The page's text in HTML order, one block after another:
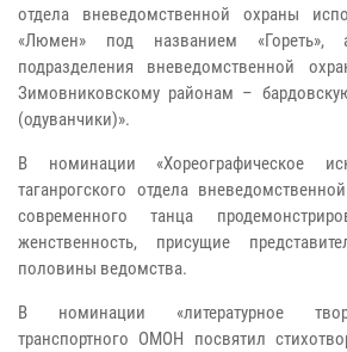
отдела вневедомственной охраны
«Люмен» под названием
подразделения вневедомственной
Зимовниковскому районам –
(одуванчики)».
В номинации «Хореографическое
таганрогского отдела
современного танца
женственность, присущие
половины ведомства.
В номинации «литературное
транспортного ОМОН посвятил